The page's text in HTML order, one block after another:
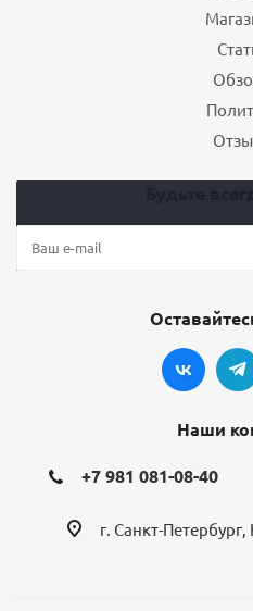
Наши
+7 981 081-08-40
г. Санкт-